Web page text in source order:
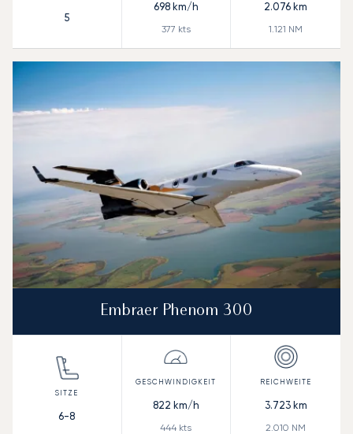
5
698km/h
377 kts
2.076 km
1.121 NM
Embraer Phenom 300
6-8
822 km/h
444 kts
3.723km
2.010 NM